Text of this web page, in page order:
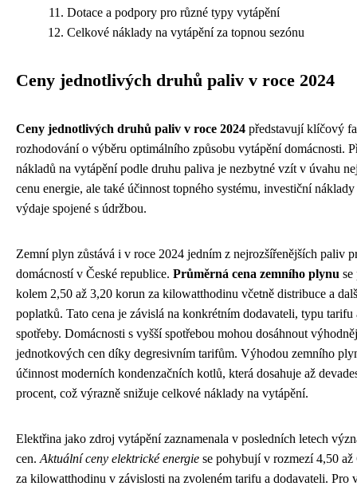
Dotace a podpory pro různé typy vytápění
Celkové náklady na vytápění za topnou sezónu
Ceny jednotlivých druhů paliv v roce 2024
Ceny jednotlivých druhů paliv v roce 2024 představují klíčový
rozhodování o výběru optimálního způsobu vytápění domácnosti.
nákladů na vytápění podle druhu paliva je nezbytné vzít v úvahu
cenu energie, ale také účinnost topného systému, investiční
výdaje spojené s údržbou.
Zemní plyn zůstává i v roce 2024 jedním z nejrozšířenějších paliv
domácností v České republice. Průměrná cena zemního plynu se
kolem 2,50 až 3,20 korun za kilowatthodinu včetně distribuce a
poplatků. Tato cena je závislá na konkrétním dodavateli, typu tarifu
spotřeby. Domácnosti s vyšší spotřebou mohou dosáhnout
jednotkových cen díky degresivním tarifům. Výhodou zemního
účinnost moderních kondenzačních kotlů, která dosahuje až
procent, což výrazně snižuje celkové náklady na vytápění.
Elektřina jako zdroj vytápění zaznamenala v posledních letech
cen. Aktuální ceny elektrické energie se pohybují v rozmezí 4,50
za kilowatthodinu v závislosti na zvoleném tarifu a dodavateli. Pro